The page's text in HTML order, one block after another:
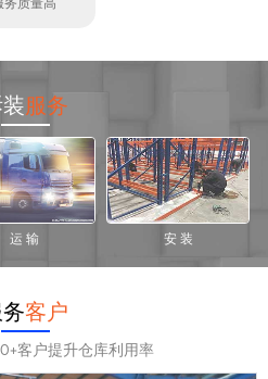
服务
运 输 安 装
客户
客户提升仓库利用率